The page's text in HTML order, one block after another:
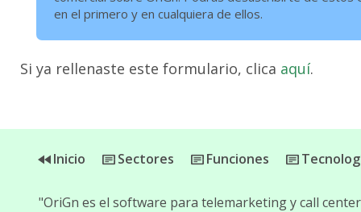
en el primero y en cualquiera de ellos.
Si ya rellenaste este formulario, clica aquí.
Inicio Sectores Funciones
"OriGn es el software para telemarketing y call